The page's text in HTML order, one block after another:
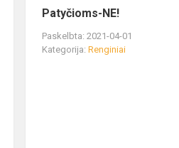
Patyčioms-NE!
Paskelbta: 2021-04-01
Kategorija:Renginiai